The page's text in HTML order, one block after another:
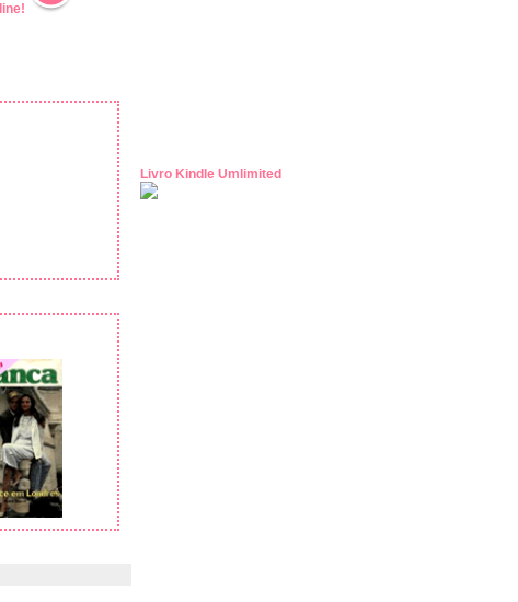
Livro Kindle Umlimited